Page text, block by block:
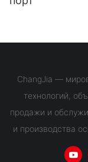
ChangJia —
технологий,
продажи и
и производства